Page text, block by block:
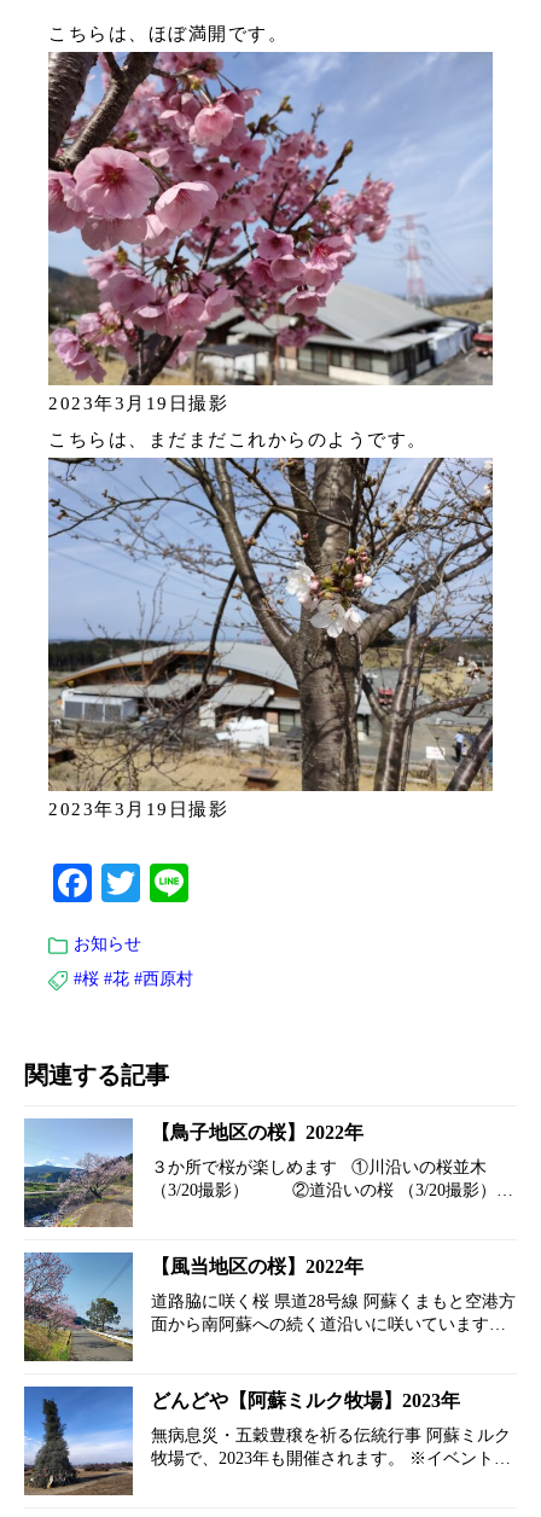
こちらは、ほぼ満開です。
2023年3月19日撮影
こちらは、まだまだこれからのようです。
2023年3月19日撮影
Facebook
Twitter
お知らせ
#桜 #花 #西原村
関連する記事
【鳥子地区の桜】2022年
３か所で桜が楽しめます ①川沿いの桜並木
（3/20撮影） ②道沿いの桜 （3/20撮影）
【風当地区の桜】2022年
道路脇に咲く桜 県道28号線 阿蘇くまもと空港方
面から南阿蘇への続く道沿いに咲いています。
どんどや【阿蘇ミルク牧場】2023年
無病息災・五穀豊穣を祈る伝統行事 阿蘇ミルク
牧場で、2023年も開催されます。 ※イベントの